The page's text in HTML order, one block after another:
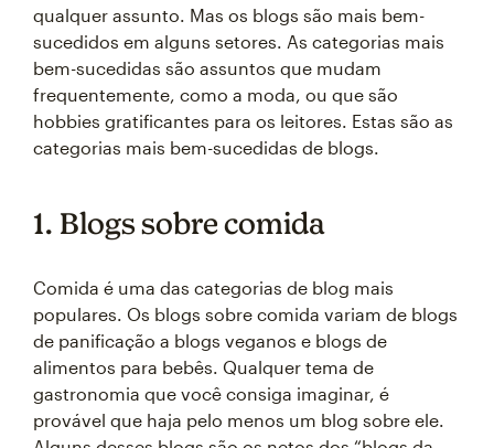
qualquer assunto. Mas os blogs são mais bem-
sucedidos em alguns setores. As categorias mais
bem-sucedidas são assuntos que mudam
frequentemente, como a moda, ou que são
hobbies gratificantes para os leitores. Estas são as
categorias mais bem-sucedidas de blogs.
1. Blogs sobre comida
Comida é uma das categorias de blog mais
populares. Os blogs sobre comida variam de blogs
de panificação a blogs veganos e blogs de
alimentos para bebês. Qualquer tema de
gastronomia que você consiga imaginar, é
provável que haja pelo menos um blog sobre ele.